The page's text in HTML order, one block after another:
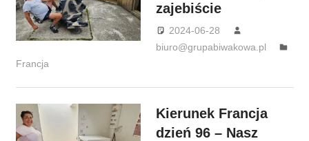
zajebiście
2024-06-28
biuro@grupabiwakowa.pl
Francja
Kierunek Francja
dzień 96 – Nasz